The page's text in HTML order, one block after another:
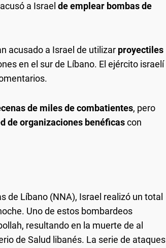
a Israel de emplear bombas de
acusado a Israel de utilizar proyectiles
en el sur de Líbano. El ejército israelí
de miles de combatientes, pero
de organizaciones benéficascon
de Líbano (NNA), Israel realizó un total
Uno de estos bombardeos
resultando en la muerte de al
de Salud libanés. La serie de ataques